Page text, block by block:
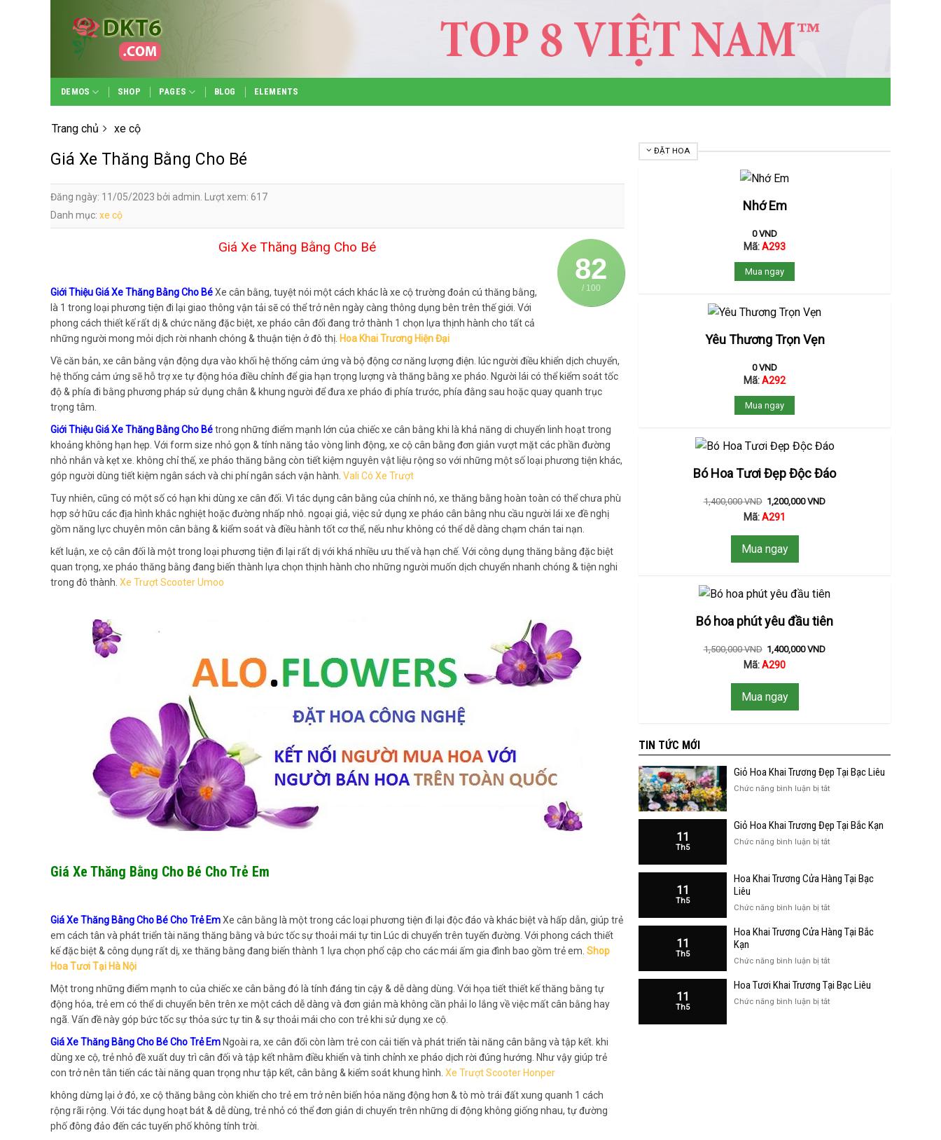
content
DEMOS SHOP PAGES BLOG ELEMENTS
Trang chủ xe cộ
Giá Xe Thăng Bằng Cho Bé
Đăng ngày: 11/05/2023 bởi admin. Lượt xem: 617
Danh mục: xe cộ
82
/ 100
Giá Xe Thăng Bằng Cho Bé
Giới Thiệu Giá Xe Thăng Bằng Cho BéXe cân bằng, tuyệt nói một cách khác là xe cộ trường đoản cú thăng bằng,
là 1 trong loại phương tiện đi lại giao thông vận tải sẽ có thể trở nên ngày càng thông dụng bên trên thế giới. Với
phong cách thiết kế rất dị & chức năng đặc biệt, xe pháo cân đối đang trở thành 1 chọn lựa thịnh hành cho tất cả
những người mong mỏi dịch rời nhanh chóng & thuận tiện ở đô thị. Hoa Khai Trương Hiện Đại
Về căn bản, xe cân bằng vận động dựa vào khối hệ thống cảm ứng và bộ động cơ năng lượng điện. lúc người điều khiển dịch chuyển,
hệ thống cảm ứng sẽ hỗ trợ xe tự động hóa điều chỉnh để gia hạn trọng lượng và thăng bằng xe pháo. Người lái có thể kiểm soát tốc
độ & phía đi bằng phương pháp sử dụng chân & khung người để đưa xe pháo đi phía trước, phía đằng sau hoặc quay quanh trục
trọng tâm.
Giới Thiệu Giá Xe Thăng Bằng Cho Bétrong những điểm mạnh lớn của chiếc xe cân bằng khi là khả năng di chuyển linh hoạt trong
khoảng không hạn hẹp. Với form size nhỏ gọn & tính năng tảo vòng linh động, xe cộ cân bằng đơn giản vượt mặt các phần đường
nhỏ nhắn và kẹt xe. không chỉ thế, xe pháo thăng bằng còn tiết kiệm nguyên vật liệu rộng so với những một số loại phương tiện khác,
góp người dùng tiết kiệm ngân sách và chi phí ngân sách vận hành. Vali Có Xe Trượt
Tuy nhiên, cũng có một số có hạn khi dùng xe cân đối. Vì tác dụng cân bằng của chính nó, xe thăng bằng hoàn toàn có thể chưa phù
hợp sở hữu các địa hình khắc nghiệt hoặc đường nhấp nhô. ngoại giả, việc sử dụng xe pháo cân bằng nhu cầu người lái xe đề nghị
gồm năng lực chuyên môn cân bằng & kiểm soát và điều hành tốt cơ thể, nếu như không có thể dễ dàng chạm chán tai nạn.
kết luận, xe cộ cân đối là một trong loại phương tiện đi lại rất dị với khá nhiều ưu thế và hạn chế. Với công dụng thăng bằng đặc biệt
quan trọng, xe pháo thăng bằng đang biến thành lựa chọn thịnh hành cho những người muốn dịch chuyển nhanh chóng & tiện nghi
trong đô thành. Xe Trượt Scooter Umoo
Giá Xe Thăng Bằng Cho Bé Cho Trẻ Em
Giá Xe Thăng Bằng Cho Bé Cho Trẻ EmXe cân bằng là một trong các loại phương tiện đi lại độc đáo và khác biệt và hấp dẫn, giúp trẻ
em cách tân và phát triển tài năng thăng bằng và bức tốc sự thoải mái tự tin Lúc di chuyển trên tuyến đường. Với phong cách thiết
kế đặc biệt & công dụng rất dị, xe thăng bằng đang biến thành 1 lựa chọn phổ cập cho các mái ấm gia đình bao gồm trẻ em. Shop
Hoa Tươi Tại Hà Nội
Một trong những điểm mạnh to của chiếc xe cân bằng đó là tính đáng tin cậy & dễ dàng dùng. Với họa tiết thiết kế thăng bằng tự
động hóa, trẻ em có thể di chuyển bên trên xe một cách dễ dàng và đơn giản mà không cần phải lo lắng về việc mất cân bằng hay
ngã. Vấn đề này góp bức tốc sự thỏa sức tự tin & sự thoải mái cho con trẻ khi sử dụng xe cộ.
Giá Xe Thăng Bằng Cho Bé Cho Trẻ Em Ngoài ra, xe cân đối còn làm trẻ con cải tiến và phát triển tài năng cân bằng và tập kết. khi
dùng xe cộ, trẻ nhỏ đề xuất duy trì cân đối và tập kết nhằm điều khiển và tinh chỉnh xe pháo dịch rời đúng hướng. Như vậy giúp trẻ
con trở nên tân tiến các tài năng quan trọng như tập kết, cân bằng & kiểm soát khung hình. Xe Trượt Scooter Honper
không dừng lại ở đó, xe cộ thăng bằng còn khiến cho trẻ em trở nên biến hóa năng động hơn & tò mò trái đất xung quanh 1 cách
rộng rãi rộng. Với tác dụng hoạt bát & dễ dùng, trẻ nhỏ có thể đơn giản di chuyển trên những di động không giống nhau, tự đường
phố đông đảo đến các tuyến phố không tính trời.
ĐẶT HOA
Nhớ Em
0VND
Mã:A293
Mua ngay
Yêu Thương Trọn Vẹn
0VND
Mã:A292
Mua ngay
Bó Hoa Tươi Đẹp Độc Đáo
1,400,000VND 1,200,000VND
Mã:A291
Mua ngay
Bó hoa phút yêu đầu tiên
1,500,000VND 1,400,000VND
Mã:A290
Mua ngay
TIN TỨC MỚI
Giỏ Hoa Khai Trương Đẹp Tại Bạc Liêu
Chức năng bình luận bị tắtở
Khai
Đẹp
Liêu
11
Th5
Giỏ Hoa Khai Trương Đẹp Tại Bắc Kạn
Chức năng bình luận bị tắtở
Khai
Tại
Kạn
11
Th5
Hoa Khai Trương Cửa Hàng Tại Bạc
Liêu
Chức năng bình luận bị tắtở
Khai
Hàng
Bạc
Liêu
11
Th5
Hoa Khai Trương Cửa Hàng Tại Bắc
Kạn
Chức năng bình luận bị tắtở
Khai
11
Th5
Hoa Tươi Khai Trương Tại Bạc Liêu
Chức năng bình luận bị tắtở